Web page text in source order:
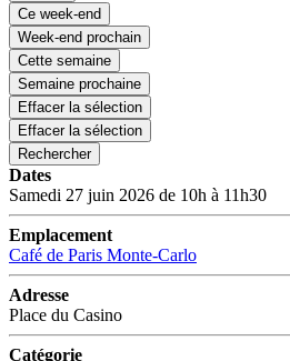
Ce week-end
Week-end prochain
Cette semaine
Semaine prochaine
Effacer la sélection
Effacer la sélection
Rechercher
Dates
Samedi 27 juin 2026 de 10h à 11h30
Emplacement
Café de Paris Monte-Carlo
Adresse
Place du Casino
Catégorie